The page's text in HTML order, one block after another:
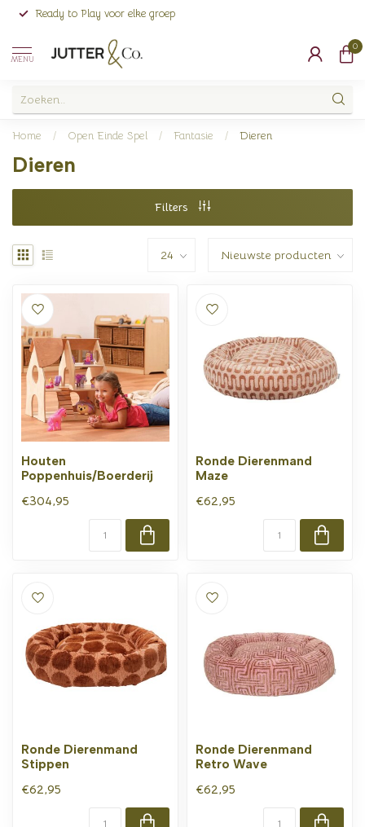
Ready to Play voor elke groep
MENU
0
Home / Open Einde Spel / Fantasie / Dieren
Dieren
Filters
Houten
Poppenhuis/Boerderij
€304,95
Ronde Dierenmand
Maze
€62,95
Ronde Dierenmand
Stippen
€62,95
Ronde Dierenmand
Retro Wave
€62,95